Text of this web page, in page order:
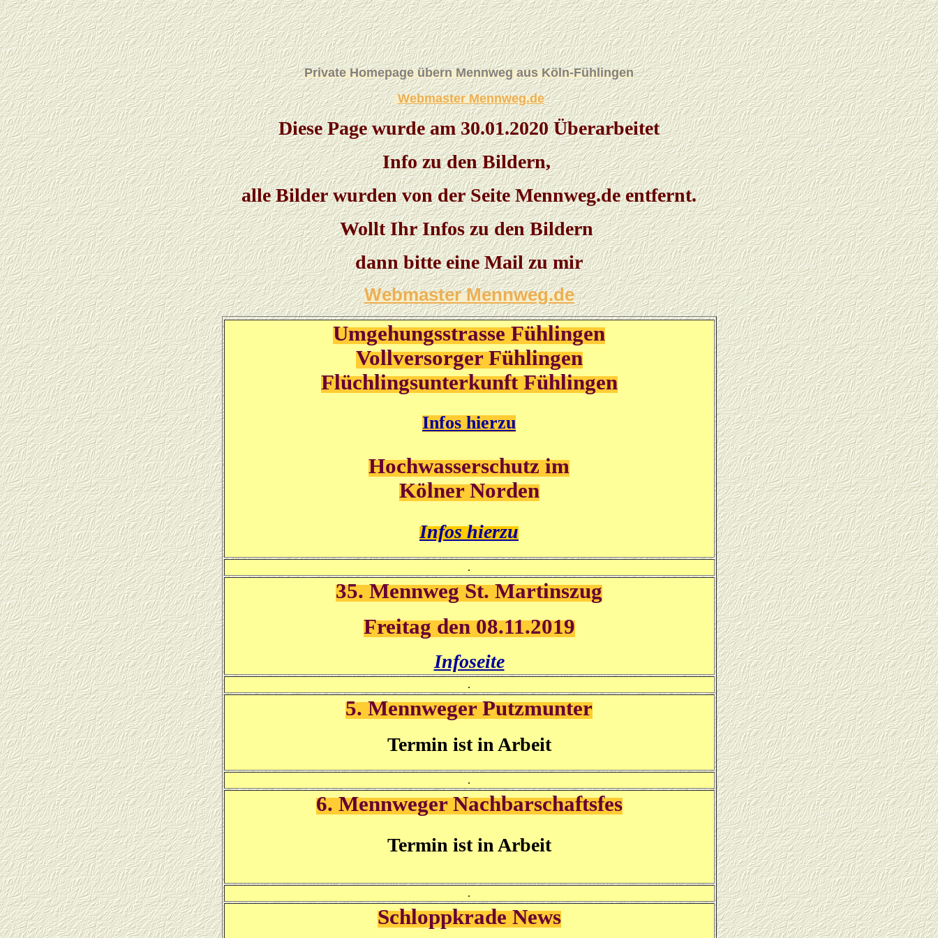
Private Homepage übern Mennweg aus Köln-Fühlingen
Webmaster Mennweg.de
Diese Page wurde am 30.01.2020 Überarbeitet
Info zu den Bildern,
alle Bilder wurden von der Seite Mennweg.de entfernt.
Wollt Ihr Infos zu den Bildern
dann bitte eine Mail zu mir
Webmaster Mennweg.de
UmgehungsstrasseFühlingen
Vollversorger Fühlingen
Flüchlingsunterkunft Fühlingen
Infos hierzu
Hochwasserschutz im
Kölner Norden
Infos hierzu
.
35. Mennweg St. Martinszug
Freitag den 08.11.2019
Infoseite
.
5. Mennweger Putzmunter
Termin ist in Arbeit
.
6. Mennweger Nachbarschaftsfes
Termin ist in Arbeit
.
Schloppkrade News